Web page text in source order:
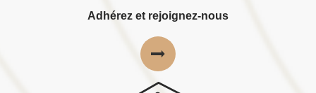
Adhérez et rejoignez-nous